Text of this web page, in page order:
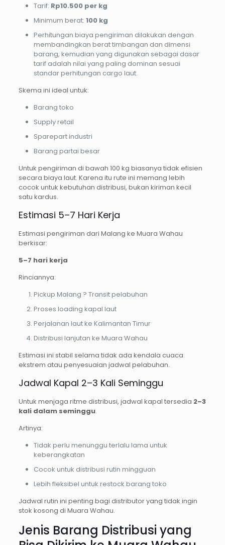
Tarif: Rp10.500 per kg
Minimum berat: 100 kg
Perhitungan biaya pengiriman dilakukan dengan
membandingkan berat timbangan dan dimensi
barang, kemudian yang digunakan sebagai dasar
tarif adalah nilai yang paling dominan sesuai
standar perhitungan cargo laut.
Skema ini ideal untuk:
Barang toko
Supply retail
Sparepart industri
Barang partai besar
Untuk pengiriman di bawah 100 kg biasanya tidak efisien
secara biaya laut. Karena itu rute ini memang lebih
cocok untuk kebutuhan distribusi, bukan kiriman kecil
satu kardus.
Estimasi 5–7 Hari Kerja
Estimasi pengiriman dari Malang ke Muara Wahau
berkisar:
5–7 hari kerja
Rinciannya:
Pickup Malang ? Transit pelabuhan
Proses loading kapal laut
Perjalanan laut ke Kalimantan Timur
Distribusi lanjutan ke Muara Wahau
Estimasi ini stabil selama tidak ada kendala cuaca
ekstrem atau penyesuaian jadwal pelabuhan.
Jadwal Kapal 2–3 Kali Seminggu
Untuk menjaga ritme distribusi, jadwal kapal tersedia 2–3
kali dalam seminggu.
Artinya:
Tidak perlu menunggu terlalu lama untuk
keberangkatan
Cocok untuk distribusi rutin mingguan
Lebih fleksibel untuk restock barang toko
Jadwal rutin ini penting bagi distributor yang tidak ingin
stok kosong di Muara Wahau.
Jenis Barang Distribusi yang